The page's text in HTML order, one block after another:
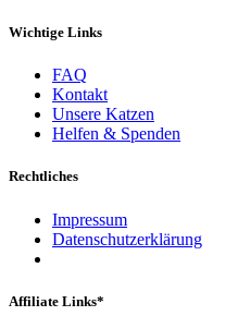
Wichtige Links
FAQ
Kontakt
Unsere Katzen
Helfen & Spenden
Rechtliches
Impressum
Datenschutzerklärung
Affiliate Links*